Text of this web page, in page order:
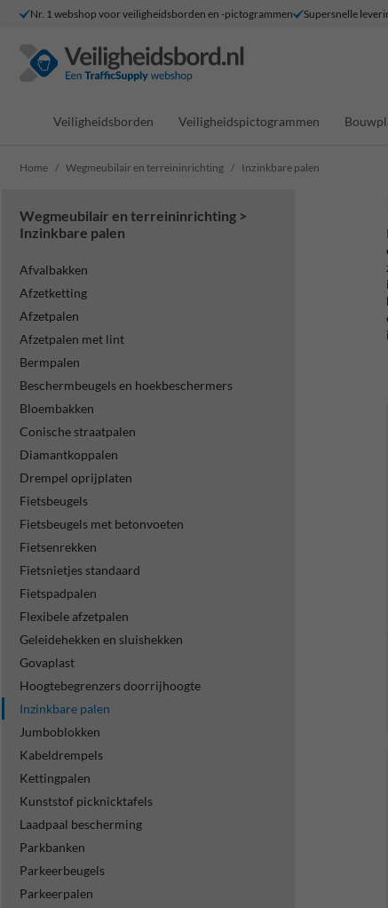
Nr. 1 webshop voor veiligheidsborden en -pictogrammen Supersnelle
Veiligheidsborden Veiligheidspictogrammen
Home Wegmeubilair en terreininrichting Inzinkbare palen
Wegmeubilair en terreininrichting >
Inzinkbare palen
Afvalbakken
Afzetketting
Afzetpalen
Afzetpalen met lint
Bermpalen
Beschermbeugels en hoekbeschermers
Bloembakken
Conische straatpalen
Diamantkoppalen
Drempel oprijplaten
Fietsbeugels
Fietsbeugels met betonvoeten
Fietsenrekken
Fietsnietjes standaard
Fietspadpalen
Flexibele afzetpalen
Geleidehekken en sluishekken
Govaplast
Hoogtebegrenzers doorrijhoogte
Inzinkbare palen
Jumboblokken
Kabeldrempels
Kettingpalen
Kunststof picknicktafels
Laadpaal bescherming
Parkbanken
Parkeerbeugels
Parkeerpalen